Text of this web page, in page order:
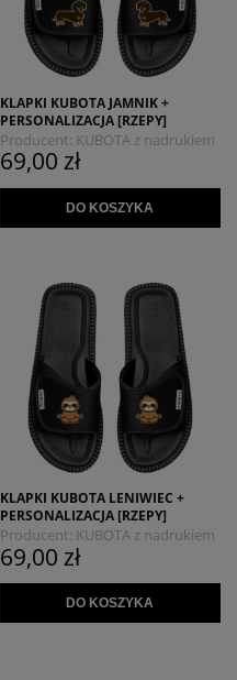
KLAPKI KUBOTA JAMNIK +
PERSONALIZACJA [RZEPY]
Producent: KUBOTA z nadrukiem
MYSZOJELEŃ
69,00 zł
DO KOSZYKA
KLAPKI KUBOTA LENIWIEC +
PERSONALIZACJA [RZEPY]
Producent: KUBOTA z nadrukiem
MYSZOJELEŃ
69,00 zł
DO KOSZYKA